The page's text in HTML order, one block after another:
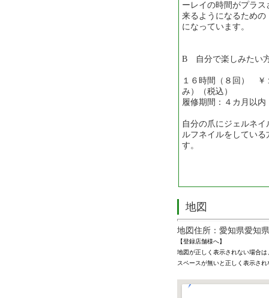
ーレイの時間がプラ
来るようになるため
になっています。
B 自分で楽しみたい
１６時間（８回） ￥
み）（税込）
履修期間：４カ月以内
自分の爪にジェルネ
ルフネイルをしてい
す。
地図
地図住所：愛知県愛知
【登録店舗様へ】
地図が正しく表示されない場合
スペースが無いと正しく表示さ